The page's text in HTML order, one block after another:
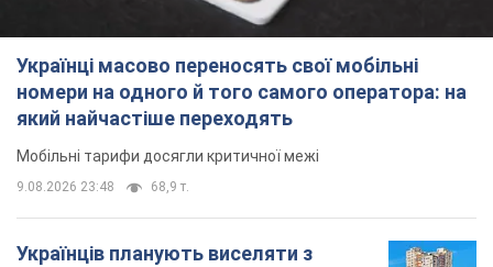
Українці масово переносять свої мобільні
номери на одного й того самого оператора: на
який найчастіше переходять
Мобільні тарифи досягли критичної межі
9.08.2026 23:48 68,9 т.
Українців планують виселяти з